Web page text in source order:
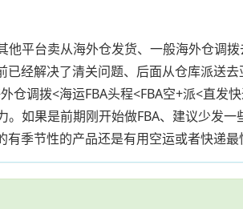
平台卖从海外仓发货、一般海外仓调
经解决了清关问题、后面从仓库派送
调拨<海运FBA头程<FBA空+派<直发
如果是前期刚开始做FBA、建议少发
季节性的产品还是有用空运或者快递最